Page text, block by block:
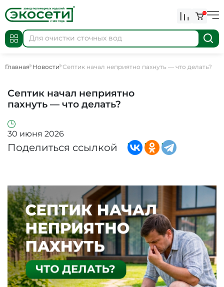
0
Главная Новости Септик начал неприятно пахнуть — что делать?
Септик начал неприятно
пахнуть — что делать?
30 июня 2026
Поделиться ссылкой